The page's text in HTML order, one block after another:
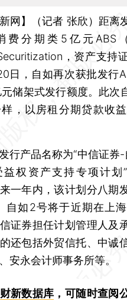
新网】（记者 张欣） 距离
费分期类5亿元ABS
，资产支持
日，自如再次获批发行
储架式发行额度。此次
，以房租分期贷款收
产品名称为“中信证券-
益权资产支持专项计划
一年内，该计划分八期
自如2号将于近期在上
证券担任计划管理人及
还包括外贸信托、中诚
安永会计师事务所等。
财新数据库 ，可随时查阅